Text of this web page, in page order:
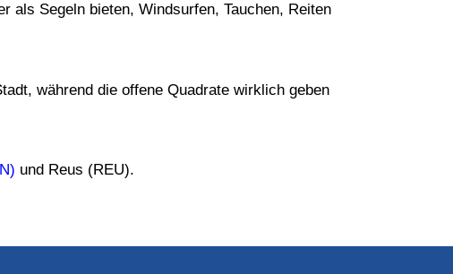
als Segeln bieten, Windsurfen, Tauchen, Reiten
während die offene Quadrate wirklich geben
und Reus (REU).